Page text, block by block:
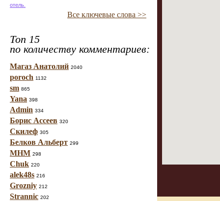
отель.
Все ключевые слова >>
Топ 15
по количеству комментариев:
Магаз Анатолий 2040
poroch 1132
sm 865
Yana 398
Admin 334
Борис Ассеев 320
Скилеф 305
Белков Альберт 299
МНМ 298
Chuk 220
alek48s 216
Grozniy 212
Strannic 202